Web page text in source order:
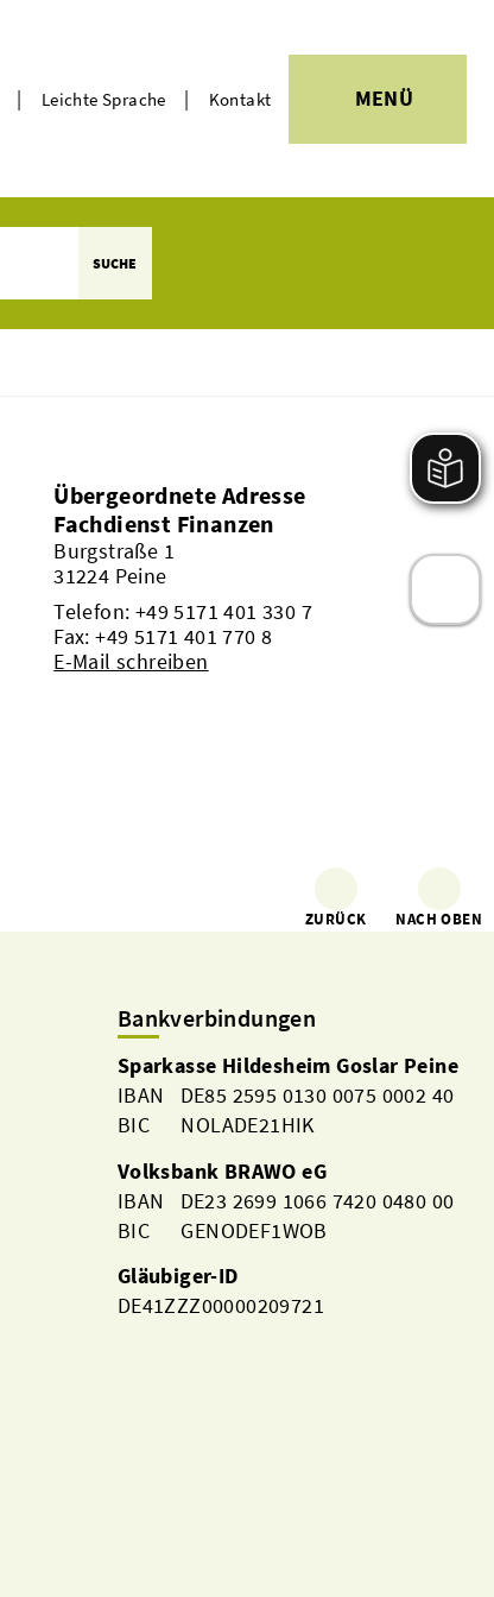
| Leichte Sprache | Kontakt MENÜ
SUCHE
Übergeordnete Adresse
Fachdienst Finanzen
Burgstraße 1
31224 Peine
Telefon: +49 5171 401 330 7
Fax: +49 5171 401 770 8
E-Mail schreiben
ZURÜCK NACH OBEN
Bankverbindungen
Sparkasse Hildesheim Goslar Peine
IBAN DE85 2595 0130 0075 0002 40
BIC NOLADE21HIK
Volksbank BRAWO eG
IBAN DE23 2699 1066 7420 0480 00
BIC GENODEF1WOB
Gläubiger-ID
DE41ZZZ00000209721